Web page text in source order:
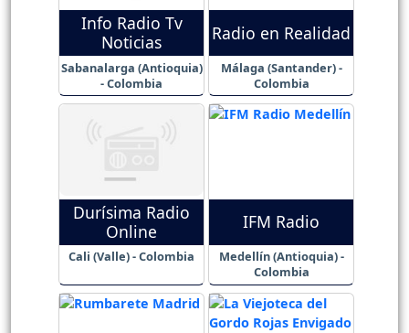
Info Radio Tv
Noticias
Sabanalarga (Antioquia)
- Colombia
Radio en Realidad
Málaga (Santander) -
Colombia
Durísima Radio
Online
Cali (Valle) - Colombia
IFM Radio
Medellín (Antioquia) -
Colombia